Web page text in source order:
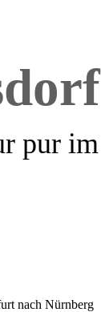
pur im
nach Nürnberg